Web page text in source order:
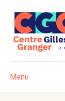
Menu